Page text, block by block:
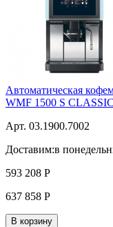
Автоматическая
WMF 1500 S CLASSIC
Арт. 03.1900.7002
Доставим:в
593 208 Р
637 858 Р
В корзину